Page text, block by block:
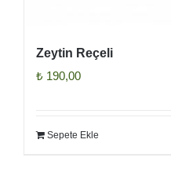
Zeytin Reçeli
₺ 190,00
Sepete Ekle